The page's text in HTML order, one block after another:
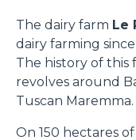
The dairy farm Le
dairy farming since
The history of this
revolves around
Tuscan Maremma.
On 150 hectares